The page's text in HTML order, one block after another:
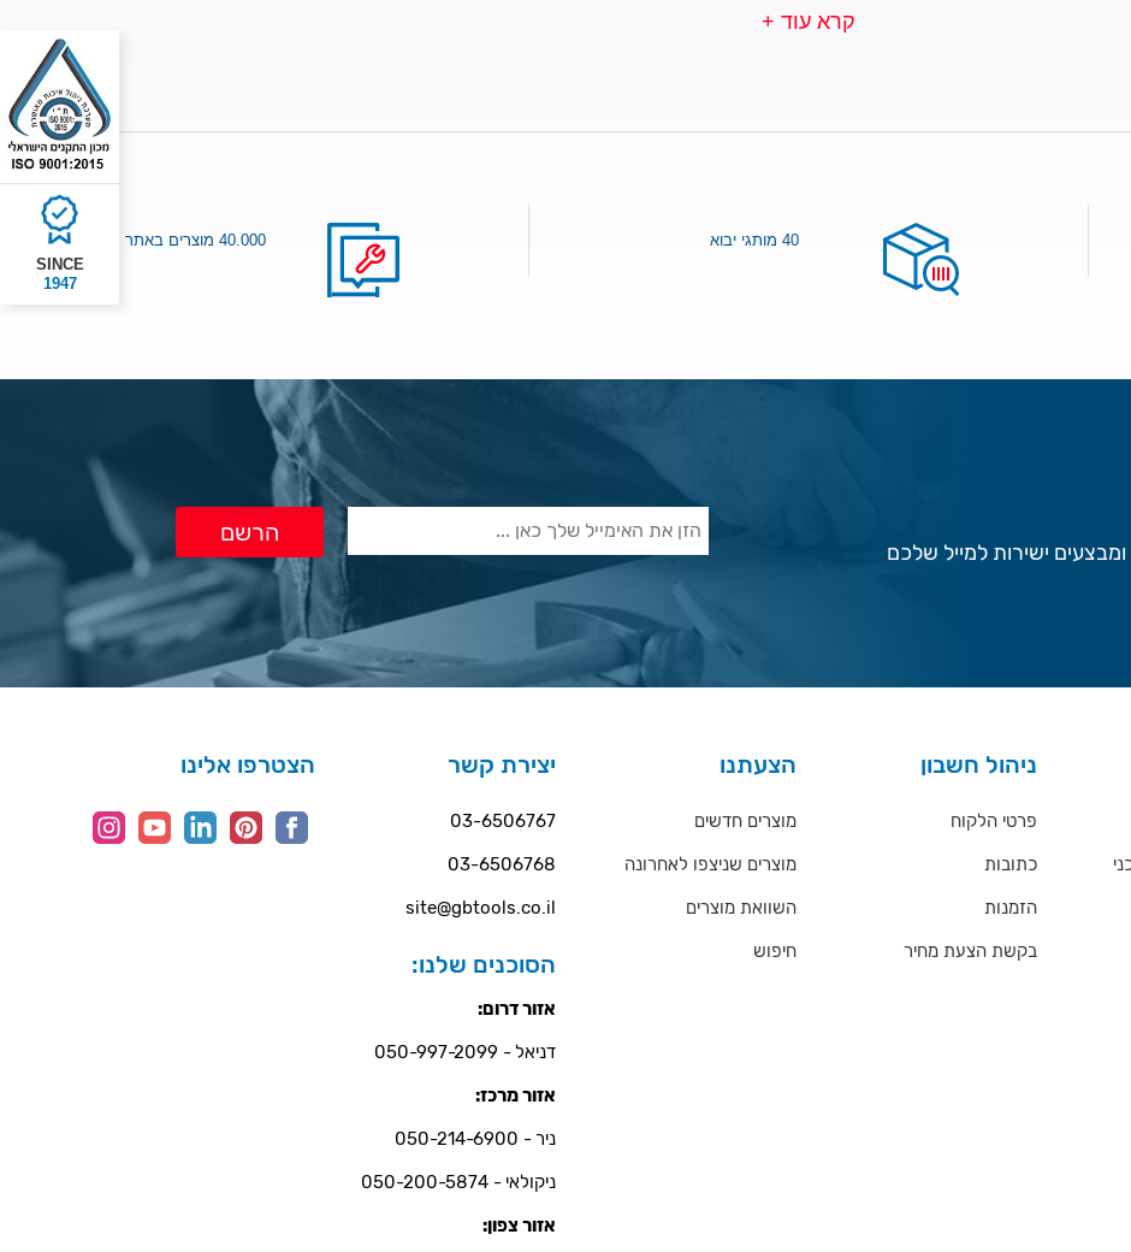
SINCE
1947
קרא עוד +
40 מותגי יבוא 40.000 מוצרים באתר
ישירות למייל שלכם
ניהול חשבון
פרטי הלקוח
כתובות
הזמנות
בקשת הצעת מחיר
הצעתנו
מוצרים חדשים
מוצרים שניצפו לאחרונה
השוואת מוצרים
חיפוש
יצירת קשר
03-6506767
03-6506768
site@gbtools.co.il
הסוכנים שלנו:
אזור דרום:
דניאל - 050-997-2099
אזור מרכז:
ניר - 050-214-6900
ניקולאי - 050-200-5874
אזור צפון:
הצטרפו אלינו